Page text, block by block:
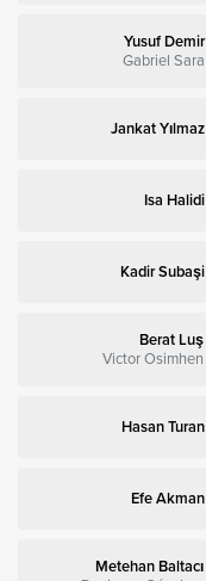
Yusuf Demir
Gabriel Sara
Jankat Yılmaz
Isa Halidi
Kadir Subaşi
Berat Luş
Victor Osimhen
Hasan Turan
Efe Akman
Metehan Baltacı